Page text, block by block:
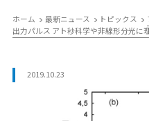
ホーム 最新ニュース トピックス
出力パルス アト秒科学や非線形分光に
2019.10.23